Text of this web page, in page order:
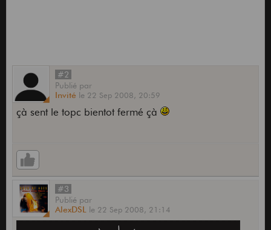
#2
Publié par
Invité le 22 Sep 2008, 20:59
çà sent le topc bientot fermé çà
#3
Publié par
AlexDSL le 22 Sep 2008, 21:14